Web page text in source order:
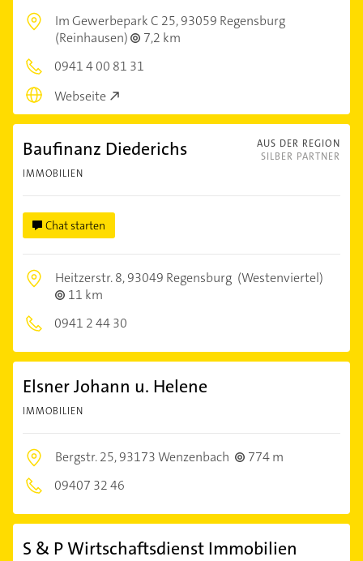
Im Gewerbepark C 25,93059 Regensburg
(Reinhausen)
7,2 km
0941 4 00 81 31
Webseite
AUS DER REGION
SILBER PARTNER
Baufinanz Diederichs
IMMOBILIEN
Chat starten
Heitzerstr. 8,93049 Regensburg (Westenviertel)
11 km
0941 2 44 30
Elsner Johann u. Helene
IMMOBILIEN
Bergstr. 25,93173 Wenzenbach
774 m
09407 32 46
S & P Wirtschaftsdienst Immobilien